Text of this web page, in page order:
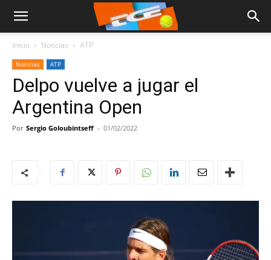
Inicio Noticias ATP
Noticias ATP
Delpo vuelve a jugar el
Argentina Open
Por Sergio Goloubintseff - 01/02/2022